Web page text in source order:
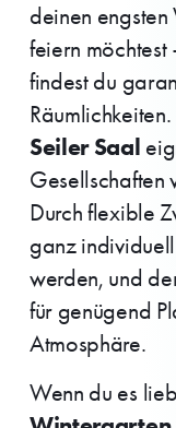
deinen
feiern möchtest
findest du
Seiler Saal
Gesellschaften
Durch flexible
ganz
werden, und
für genügend
Atmosphäre.
Wenn du es